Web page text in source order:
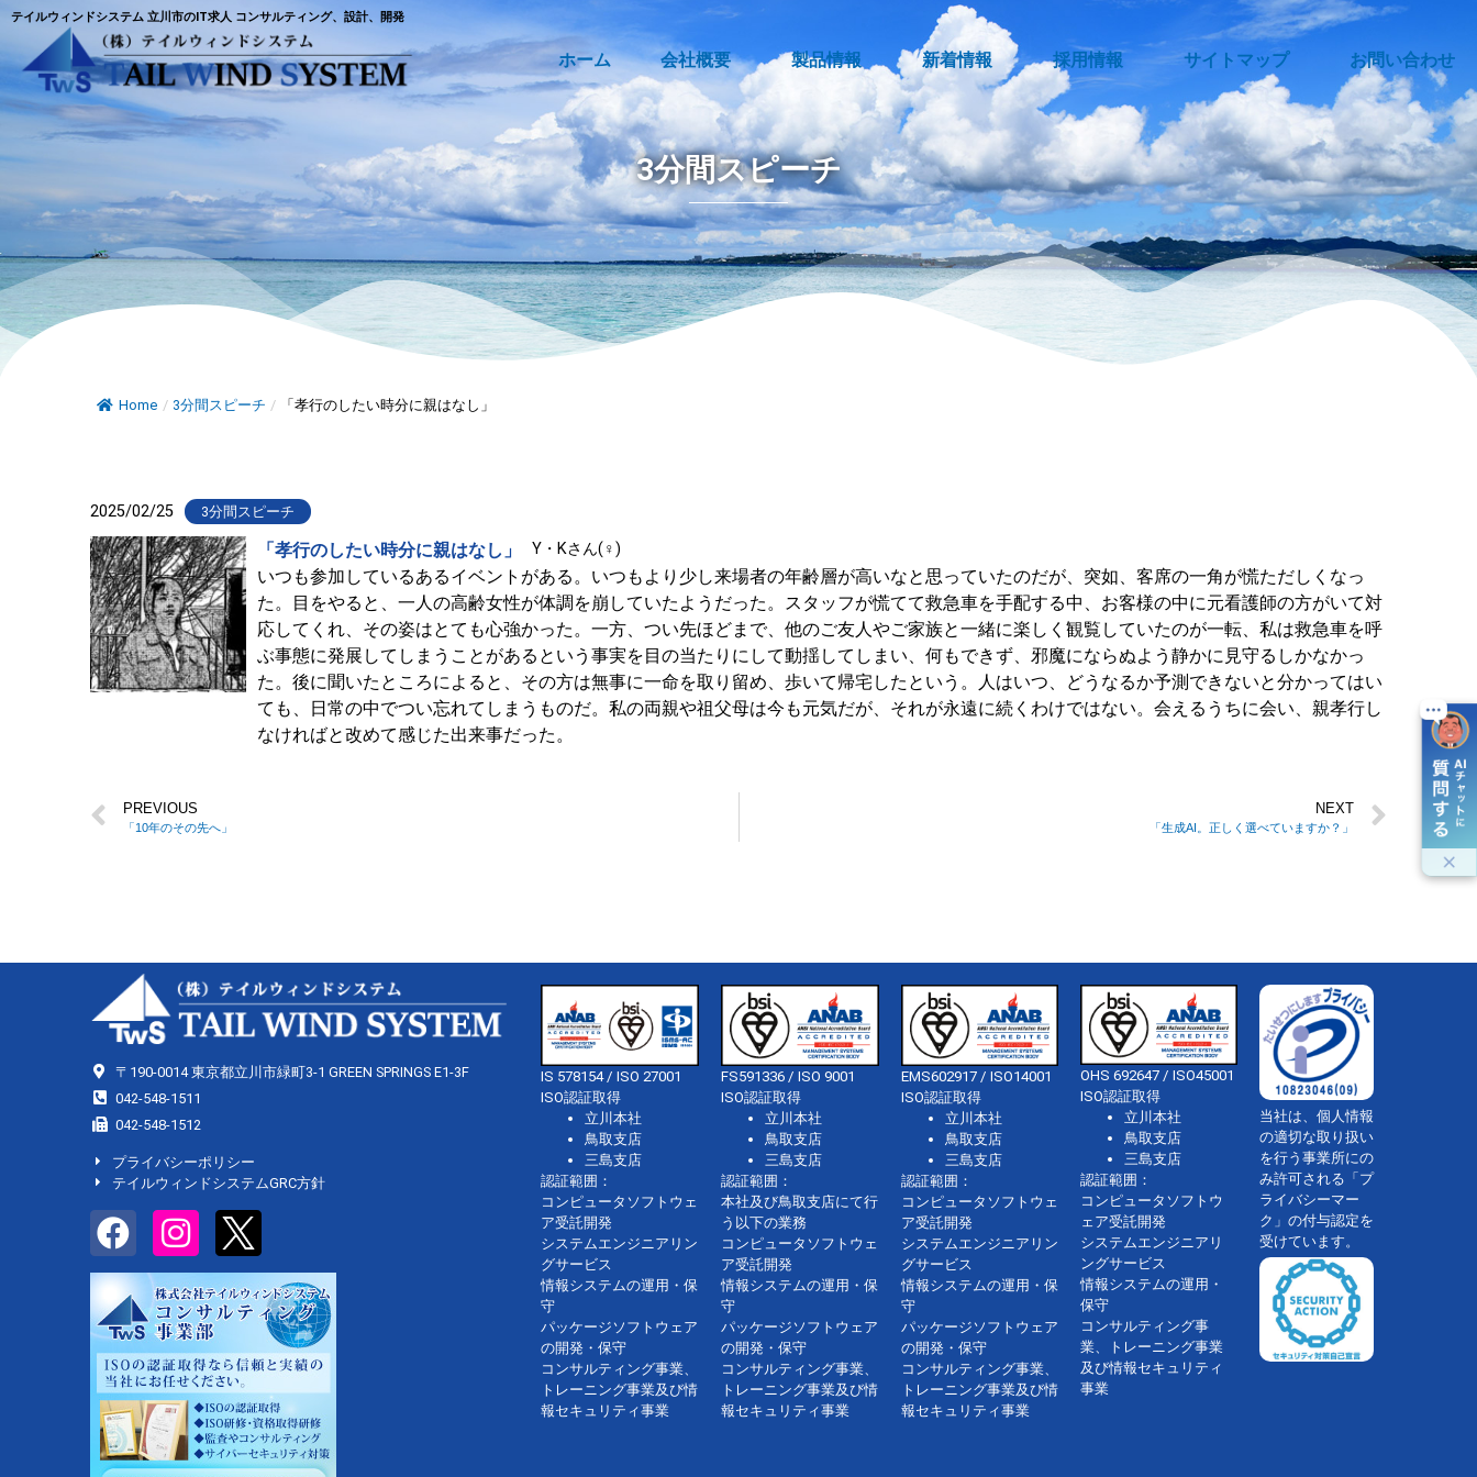
テイルウィンドシステム 立川市のIT求人 コンサルティング、設計、開発
ホーム 会社概要 製品情報 新着情報 採用情報 サイトマップ お問い合わせ
3分間スピーチ
Home / 3分間スピーチ / 「孝行のしたい時分に親はなし」
2025/02/25 3分間スピーチ
「孝行のしたい時分に親はなし」 Y・Kさん(♀)
いつも参加しているあるイベントがある。いつもより少し来場者の年齢層が高いなと思っていたのだが、突如、客席の一角が慌ただしくなっ
た。目をやると、一人の高齢女性が体調を崩していたようだった。スタッフが慌てて救急車を手配する中、お客様の中に元看護師の方がいて対
応してくれ、その姿はとても心強かった。一方、つい先ほどまで、他のご友人やご家族と一緒に楽しく観覧していたのが一転、私は救急車を呼
ぶ事態に発展してしまうことがあるという事実を目の当たりにして動揺してしまい、何もできず、邪魔にならぬよう静かに見守るしかなかっ
た。後に聞いたところによると、その方は無事に一命を取り留め、歩いて帰宅したという。人はいつ、どうなるか予測できないと分かってはい
ても、日常の中でつい忘れてしまうものだ。私の両親や祖父母は今も元気だが、それが永遠に続くわけではない。会えるうちに会い、親孝行し
なければと改めて感じた出来事だった。
PREVIOUS
「10年のその先へ」
NEXT
「生成AI。正しく選べていますか？」
〒190-0014 東京都立川市緑町3-1 GREEN SPRINGS E1-3F
042-548-1511
042-548-1512
プライバシーポリシー
テイルウィンドシステムGRC方針
IS 578154 / ISO 27001
ISO認証取得
立川本社
鳥取支店
三島支店
認証範囲：
コンピュータソフトウェ
ア受託開発
システムエンジニアリン
グサービス
情報システムの運用・保
守
パッケージソフトウェア
の開発・保守
コンサルティング事業、
トレーニング事業及び情
報セキュリティ事業
FS591336 / ISO 9001
ISO認証取得
立川本社
鳥取支店
三島支店
認証範囲：
本社及び鳥取支店にて行
う以下の業務
コンピュータソフトウェ
ア受託開発
情報システムの運用・保
守
パッケージソフトウェア
の開発・保守
コンサルティング事業、
トレーニング事業及び情
報セキュリティ事業
EMS602917 / ISO14001
ISO認証取得
立川本社
鳥取支店
三島支店
認証範囲：
コンピュータソフトウェ
ア受託開発
システムエンジニアリン
グサービス
情報システムの運用・保
守
パッケージソフトウェア
の開発・保守
コンサルティング事業、
トレーニング事業及び情
報セキュリティ事業
OHS 692647 / ISO45001
ISO認証取得
立川本社
鳥取支店
三島支店
認証範囲：
コンピュータソフトウ
ェア受託開発
システムエンジニアリ
ングサービス
情報システムの運用・
保守
コンサルティング事
業、トレーニング事業
及び情報セキュリティ
事業
当社は、個人情報
の適切な取り扱い
を行う事業所にの
み許可される「プ
ライバシーマー
ク」の付与認定を
受けています。